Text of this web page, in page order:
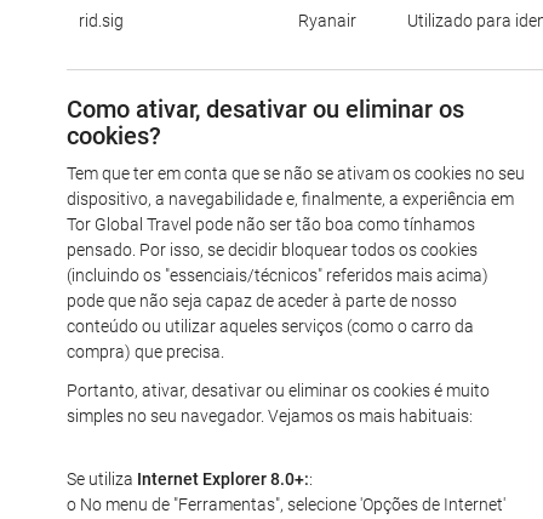
rid.sig Ryanair Utilizado para
Como ativar, desativar ou eliminar os
cookies?
Tem que ter em conta que se não se ativam os cookies no seu
dispositivo, a navegabilidade e, finalmente, a experiência em
Tor Global Travel pode não ser tão boa como tínhamos
pensado. Por isso, se decidir bloquear todos os cookies
(incluindo os "essenciais/técnicos" referidos mais acima)
pode que não seja capaz de aceder à parte de nosso
conteúdo ou utilizar aqueles serviços (como o carro da
compra) que precisa.
Portanto, ativar, desativar ou eliminar os cookies é muito
simples no seu navegador. Vejamos os mais habituais:
Se utiliza Internet Explorer 8.0+::
o No menu de "Ferramentas", selecione 'Opções de Internet'